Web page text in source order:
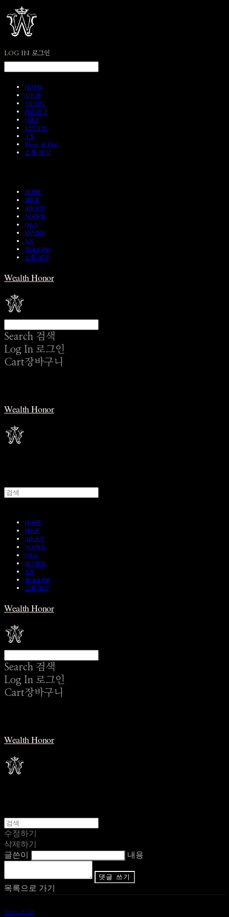
LOG IN 로그인
HOME
SHOP
ABOUT
NOTICE
Q&A
REVIEW
A/S
Wear & Pair
쇼룸 예약
HOME
SHOP
ABOUT
NOTICE
Q&A
REVIEW
A/S
Wear & Pair
쇼룸 예약
Wealth Honor
Search 검색
Log In 로그인
Cart장바구니
Wealth Honor
HOME
SHOP
ABOUT
NOTICE
Q&A
REVIEW
A/S
Wear & Pair
쇼룸 예약
Wealth Honor
Search 검색
Log In 로그인
Cart장바구니
Wealth Honor
수정하기
삭제하기
글쓴이
내용
댓글 쓰기
목록으로 가기
Terms of Use